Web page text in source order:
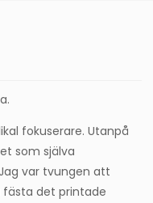
fokuserare. Utanpå
som själva
var tvungen att
det printade